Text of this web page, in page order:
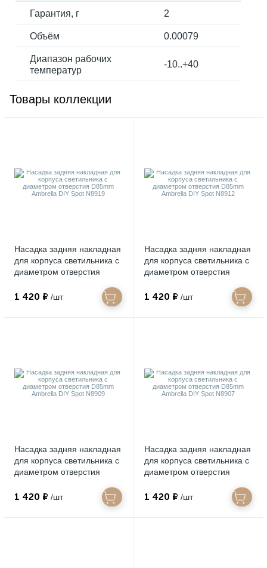
Гарантия, г 2
Объём 0.00079
Диапазон рабочих
температур
-10..+40
Товары коллекции
Насадка задняя накладная
для корпуса светильника с
диаметром отверстия
N8919
1 420 ₽ /шт
Насадка задняя накладная
для корпуса светильника с
диаметром отверстия
N8912
1 420 ₽ /шт
Насадка задняя накладная
для корпуса светильника с
диаметром отверстия
N8909
1 420 ₽ /шт
Насадка задняя накладная
для корпуса светильника с
диаметром отверстия
N8907
1 420 ₽ /шт